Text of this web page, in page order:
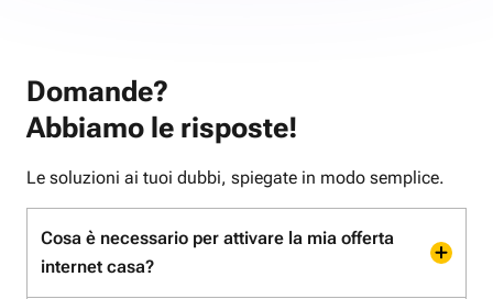
Domande?
Abbiamo le risposte!
Le soluzioni ai tuoi dubbi, spiegate in modo semplice.
Cosa è necessario per attivare la mia offerta
internet casa?